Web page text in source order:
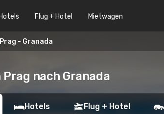
Hotels Flug + Hotel Mietwagen
Prag - Granada
Prag nach Granada
Hotels Flug + Hotel